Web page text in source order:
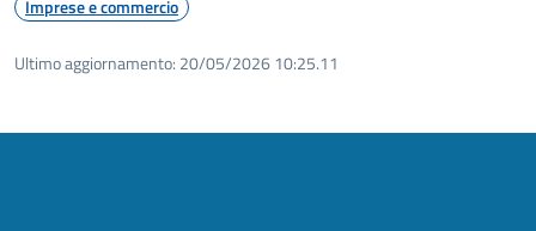
Imprese e commercio
Ultimo aggiornamento: 20/05/2026 10:25.11